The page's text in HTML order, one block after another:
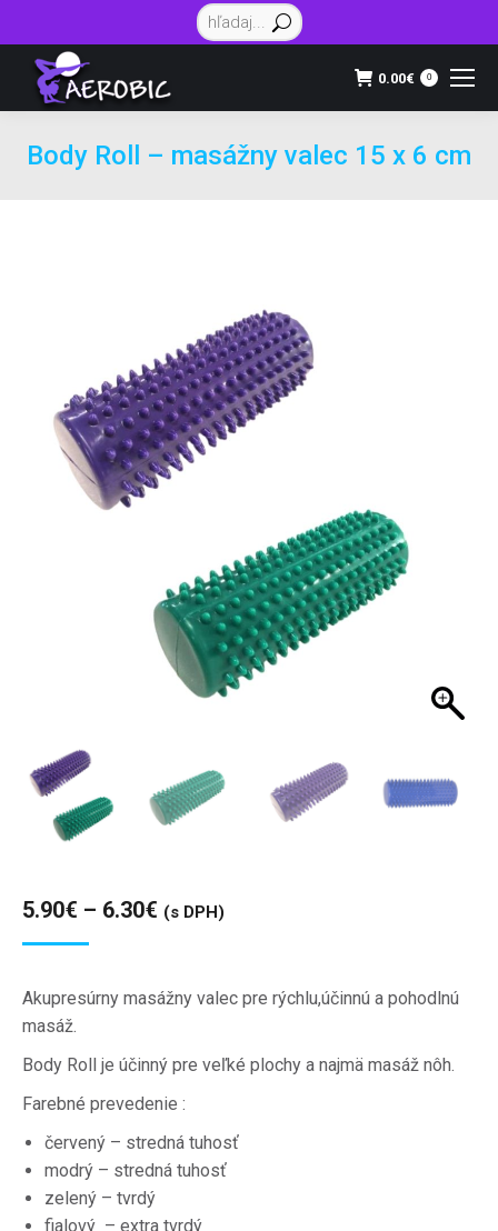
Vyhľadávanie:
0.00€ 0
Body Roll – masážny valec 15 x 6 cm
5.90€ – 6.30€ Price
through
(s DPH)
Akupresúrny masážny valec pre rýchlu,účinnú a pohodlnú
masáž.
Body Roll je účinný pre veľké plochy a najmä masáž nôh.
Farebné prevedenie :
červený – stredná tuhosť
modrý – stredná tuhosť
zelený – tvrdý
fialový – extra tvrdý